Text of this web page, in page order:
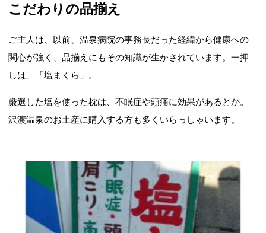
こだわりの品揃え
ご主人は、以前、温泉病院の事務長だった経緯から健康への
関心が強く、品揃えにもその知識が生かされています。一押
しは、「塩まくら」。
厳選した塩を使った枕は、不眠症や頭痛に効果があるとか。
沢渡温泉のお土産に購入する方も多くいらっしゃいます。